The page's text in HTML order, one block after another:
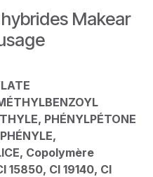
Makear
PHÉNYLPÉTONE
Copolymère
CI 19140, CI